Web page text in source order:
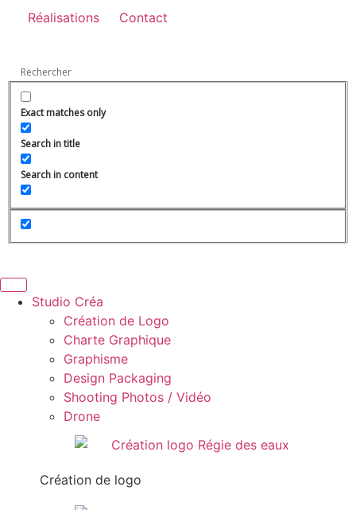
Réalisations Contact
Exact matches only
Search in title
Search in content
Studio Créa
Création de Logo
Charte Graphique
Graphisme
Design Packaging
Shooting Photos / Vidéo
Drone
Création de logo